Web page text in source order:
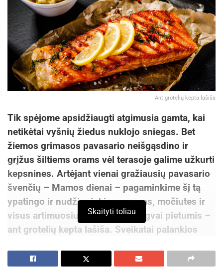
Ant grotelių kepta lašiša
Tik spėjome apsidžiaugti atgimusia gamta, kai
netikėtai vyšnių žiedus nuklojo sniegas. Bet
žiemos grimasos pavasario neišgąsdino ir
grįžus šiltiems orams vėl terasoje galime užkurti
kepsnines. Artėjant vienai gražiausių pavasario
švenčių – Mamos dienai – pagaminkime šį tą
ypatingo ir nudžiuginkime mamas, močiutes ir
visus artimuosius sveikais ir lengvai pietumis –
ant grotelių kepta lašiša. Sveikatai palankios
Gavelienė pažymi, kad lašiša – ypač vertinga
Skaityti toliau